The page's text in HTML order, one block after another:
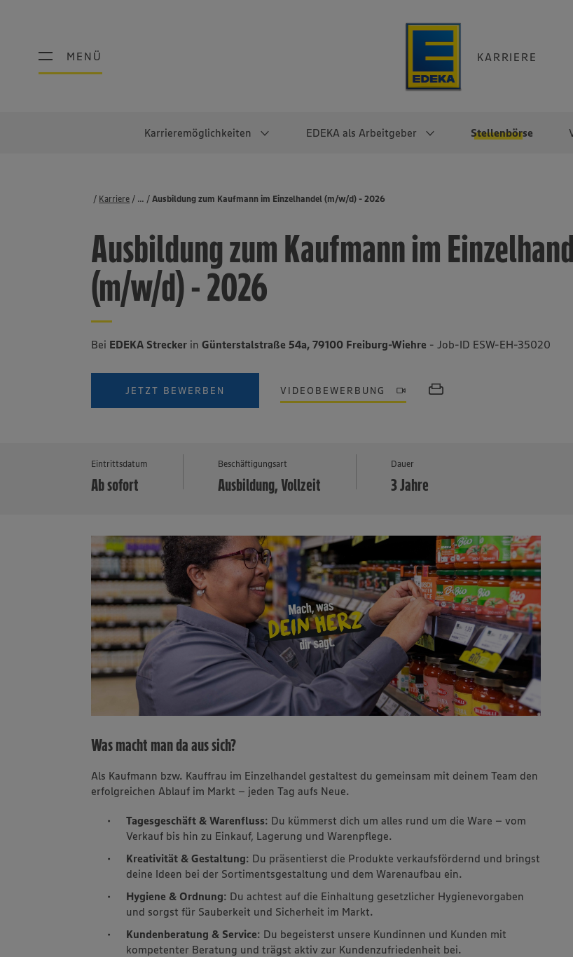
MENÜ KARRIERE
MENÜ
Karrieremöglichkeiten EDEKA als Arbeitgeber Stellenbörse
Schülerpraktikum Abschlussarbeiten
Werkstudierendentätigkeit
Noch Fragen?
Direkteinstieg
Noch Fragen?
Selbstständig
Faires Gehalt
Diversität
Lebensmittelproduktion
Lager & Logistik
IT
EDEKA Fruchtkontor
Karriere Stellenbörse
Ausbildung zum Kaufmann im Einzelhandel (m/w/d) - 2026
...
Ausbildung zum Kaufmann im
(m/w/d) - 2026
Bei EDEKA Strecker inGünterstalstraße 54a, 79100 Freiburg-Wiehre - Job-ID ESW-EH-35020
JETZT BEWERBEN VIDEOBEWERBUNG
Eintrittsdatum
Ab sofort
Beschäftigungsart
Ausbildung, Vollzeit
Dauer
3 Jahre
Was macht man da aus sich?
Als Kaufmann bzw. Kauffrau im Einzelhandel gestaltest du gemeinsam mit deinem Team den
erfolgreichen Ablauf im Markt – jeden Tag aufs Neue.
Tagesgeschäft & Warenfluss: Du kümmerst dich um alles rund um die Ware – vom
Verkauf bis hin zu Einkauf, Lagerung und Warenpflege.
Kreativität & Gestaltung: Du präsentierst die Produkte verkaufsfördernd und bringst
deine Ideen bei der Sortimentsgestaltung und dem Warenaufbau ein.
Hygiene & Ordnung: Du achtest auf die Einhaltung gesetzlicher Hygienevorgaben
und sorgst für Sauberkeit und Sicherheit im Markt.
Kundenberatung & Service: Du begeisterst unsere Kundinnen und Kunden mit
kompetenter Beratung und trägst aktiv zur Kundenzufriedenheit bei.